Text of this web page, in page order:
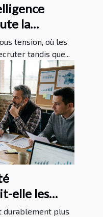
la
tension, où les
tandis que...
elle les
des PME ?
durablement plus